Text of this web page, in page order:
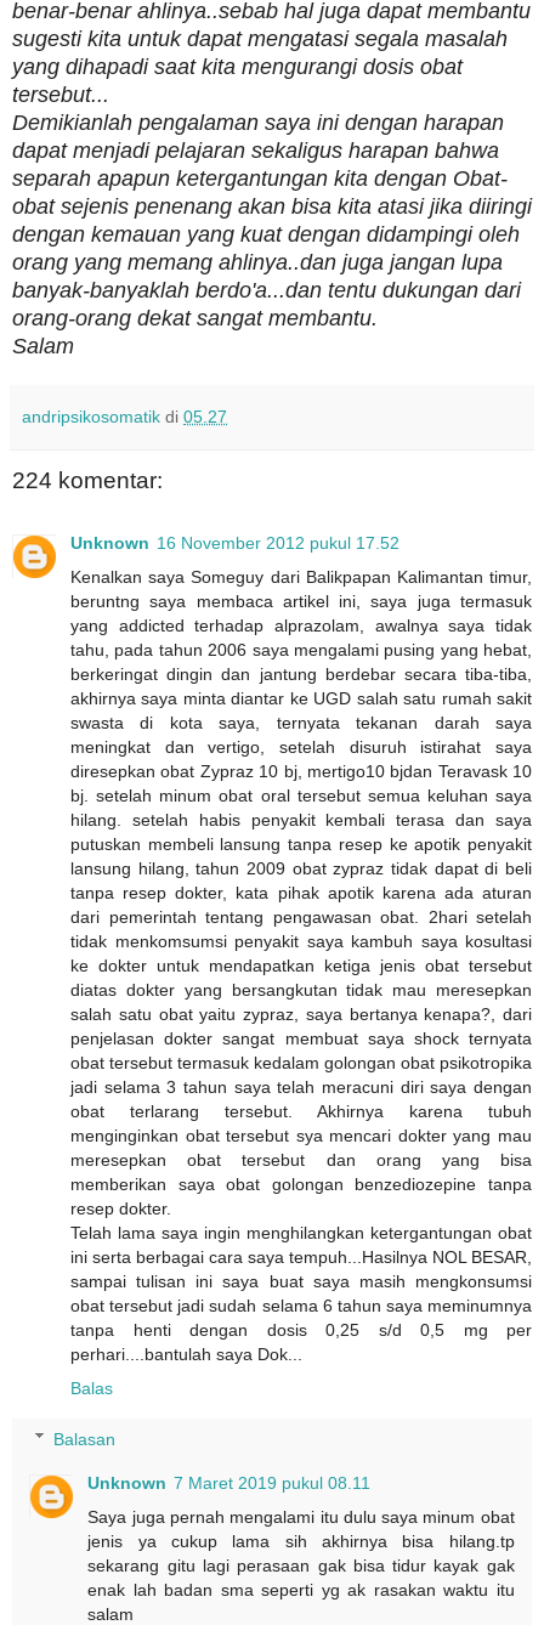
benar-benar ahlinya..sebab hal juga dapat membantu
sugesti kita untuk dapat mengatasi segala masalah
yang dihapadi saat kita mengurangi dosis obat
tersebut...
Demikianlah pengalaman saya ini dengan harapan
dapat menjadi pelajaran sekaligus harapan bahwa
separah apapun ketergantungan kita dengan Obat-
obat sejenis penenang akan bisa kita atasi jika diiringi
dengan kemauan yang kuat dengan didampingi oleh
orang yang memang ahlinya..dan juga jangan lupa
banyak-banyaklah berdo'a...dan tentu dukungan dari
orang-orang dekat sangat membantu.
Salam
andripsikosomatik di 05.27
224 komentar:
Unknown 16 November 2012 pukul 17.52
Kenalkan saya Someguy dari Balikpapan Kalimantan timur,
beruntng saya membaca artikel ini, saya juga termasuk
yang addicted terhadap alprazolam, awalnya saya tidak
tahu, pada tahun 2006 saya mengalami pusing yang hebat,
berkeringat dingin dan jantung berdebar secara tiba-tiba,
akhirnya saya minta diantar ke UGD salah satu rumah sakit
swasta di kota saya, ternyata tekanan darah saya
meningkat dan vertigo, setelah disuruh istirahat saya
diresepkan obat Zypraz 10 bj, mertigo10 bjdan Teravask 10
bj. setelah minum obat oral tersebut semua keluhan saya
hilang. setelah habis penyakit kembali terasa dan saya
putuskan membeli lansung tanpa resep ke apotik penyakit
lansung hilang, tahun 2009 obat zypraz tidak dapat di beli
tanpa resep dokter, kata pihak apotik karena ada aturan
dari pemerintah tentang pengawasan obat. 2hari setelah
tidak menkomsumsi penyakit saya kambuh saya kosultasi
ke dokter untuk mendapatkan ketiga jenis obat tersebut
diatas dokter yang bersangkutan tidak mau meresepkan
salah satu obat yaitu zypraz, saya bertanya kenapa?, dari
penjelasan dokter sangat membuat saya shock ternyata
obat tersebut termasuk kedalam golongan obat psikotropika
jadi selama 3 tahun saya telah meracuni diri saya dengan
obat terlarang tersebut. Akhirnya karena tubuh
menginginkan obat tersebut sya mencari dokter yang mau
meresepkan obat tersebut dan orang yang bisa
memberikan saya obat golongan benzediozepine tanpa
resep dokter.
Telah lama saya ingin menghilangkan ketergantungan obat
ini serta berbagai cara saya tempuh...Hasilnya NOL BESAR,
sampai tulisan ini saya buat saya masih mengkonsumsi
obat tersebut jadi sudah selama 6 tahun saya meminumnya
tanpa henti dengan dosis 0,25 s/d 0,5 mg per
perhari....bantulah saya Dok...
Balas
Balasan
Unknown 7 Maret 2019 pukul 08.11
Saya juga pernah mengalami itu dulu saya minum obat
jenis ya cukup lama sih akhirnya bisa hilang.tp
sekarang gitu lagi perasaan gak bisa tidur kayak gak
enak lah badan sma seperti yg ak rasakan waktu itu
salam